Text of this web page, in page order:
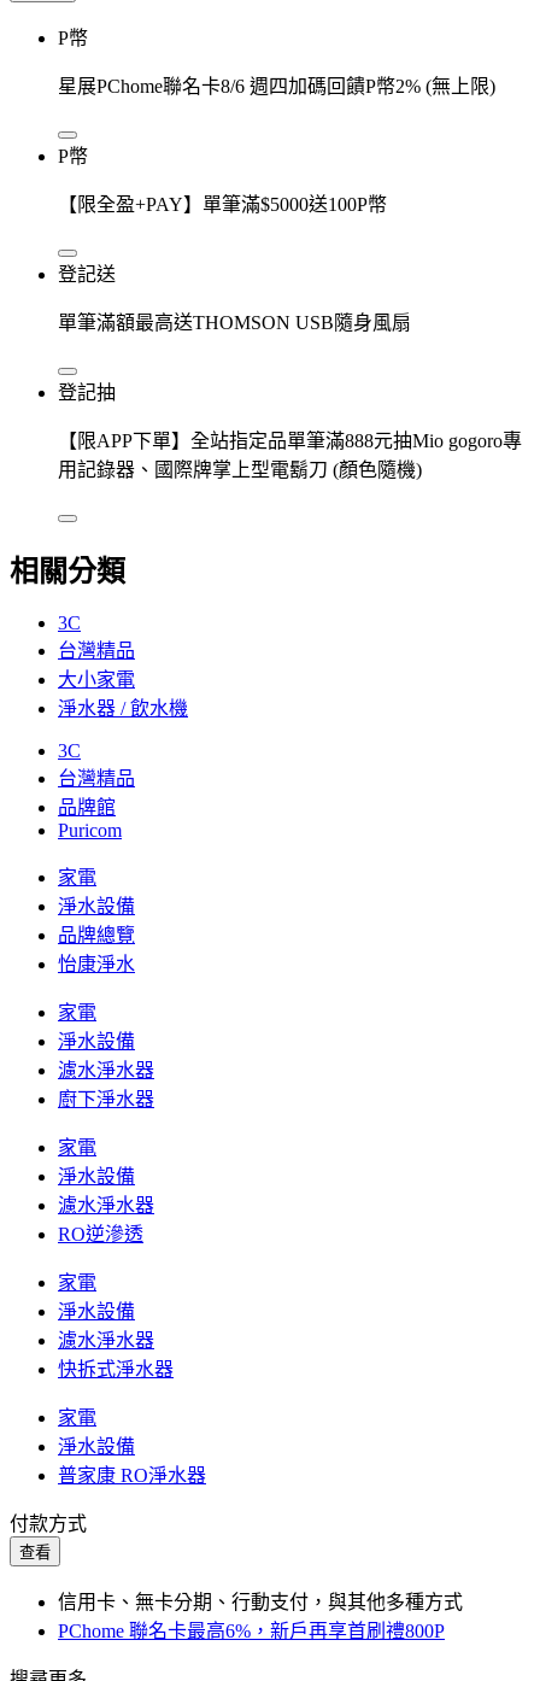
P幣
星展PChome聯名卡8/6 週四加碼回饋P幣2% (無上限)
P幣
【限全盈+PAY】單筆滿$5000送100P幣
登記送
單筆滿額最高送THOMSON USB隨身風扇
登記抽
【限APP下單】全站指定品單筆滿888元抽Mio gogoro專
用記錄器、國際牌掌上型電鬍刀 (顏色隨機)
相關分類
3C
台灣精品
大小家電
淨水器 / 飲水機
3C
台灣精品
品牌館
Puricom
家電
淨水設備
品牌總覽
怡康淨水
家電
淨水設備
濾水淨水器
廚下淨水器
家電
淨水設備
濾水淨水器
RO逆滲透
家電
淨水設備
濾水淨水器
快拆式淨水器
家電
淨水設備
普家康 RO淨水器
付款方式
查看
信用卡、無卡分期、行動支付，與其他多種方式
PChome 聯名卡最高6%，新戶再享首刷禮800P